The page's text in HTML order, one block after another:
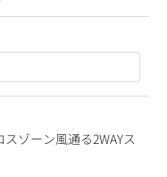
ゾーン風通る2WAYス